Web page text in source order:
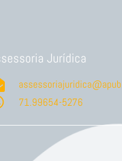
Jurídica
71.99654-5276